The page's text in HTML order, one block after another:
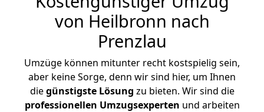
von Heilbronn nach
Prenzlau
Umzüge können mitunter recht kostspielig sein,
aber keine Sorge, denn wir sind hier, um Ihnen
diegünstigste Lösung zu bieten. Wir sind die
professionellen Umzugsexperten und arbeiten